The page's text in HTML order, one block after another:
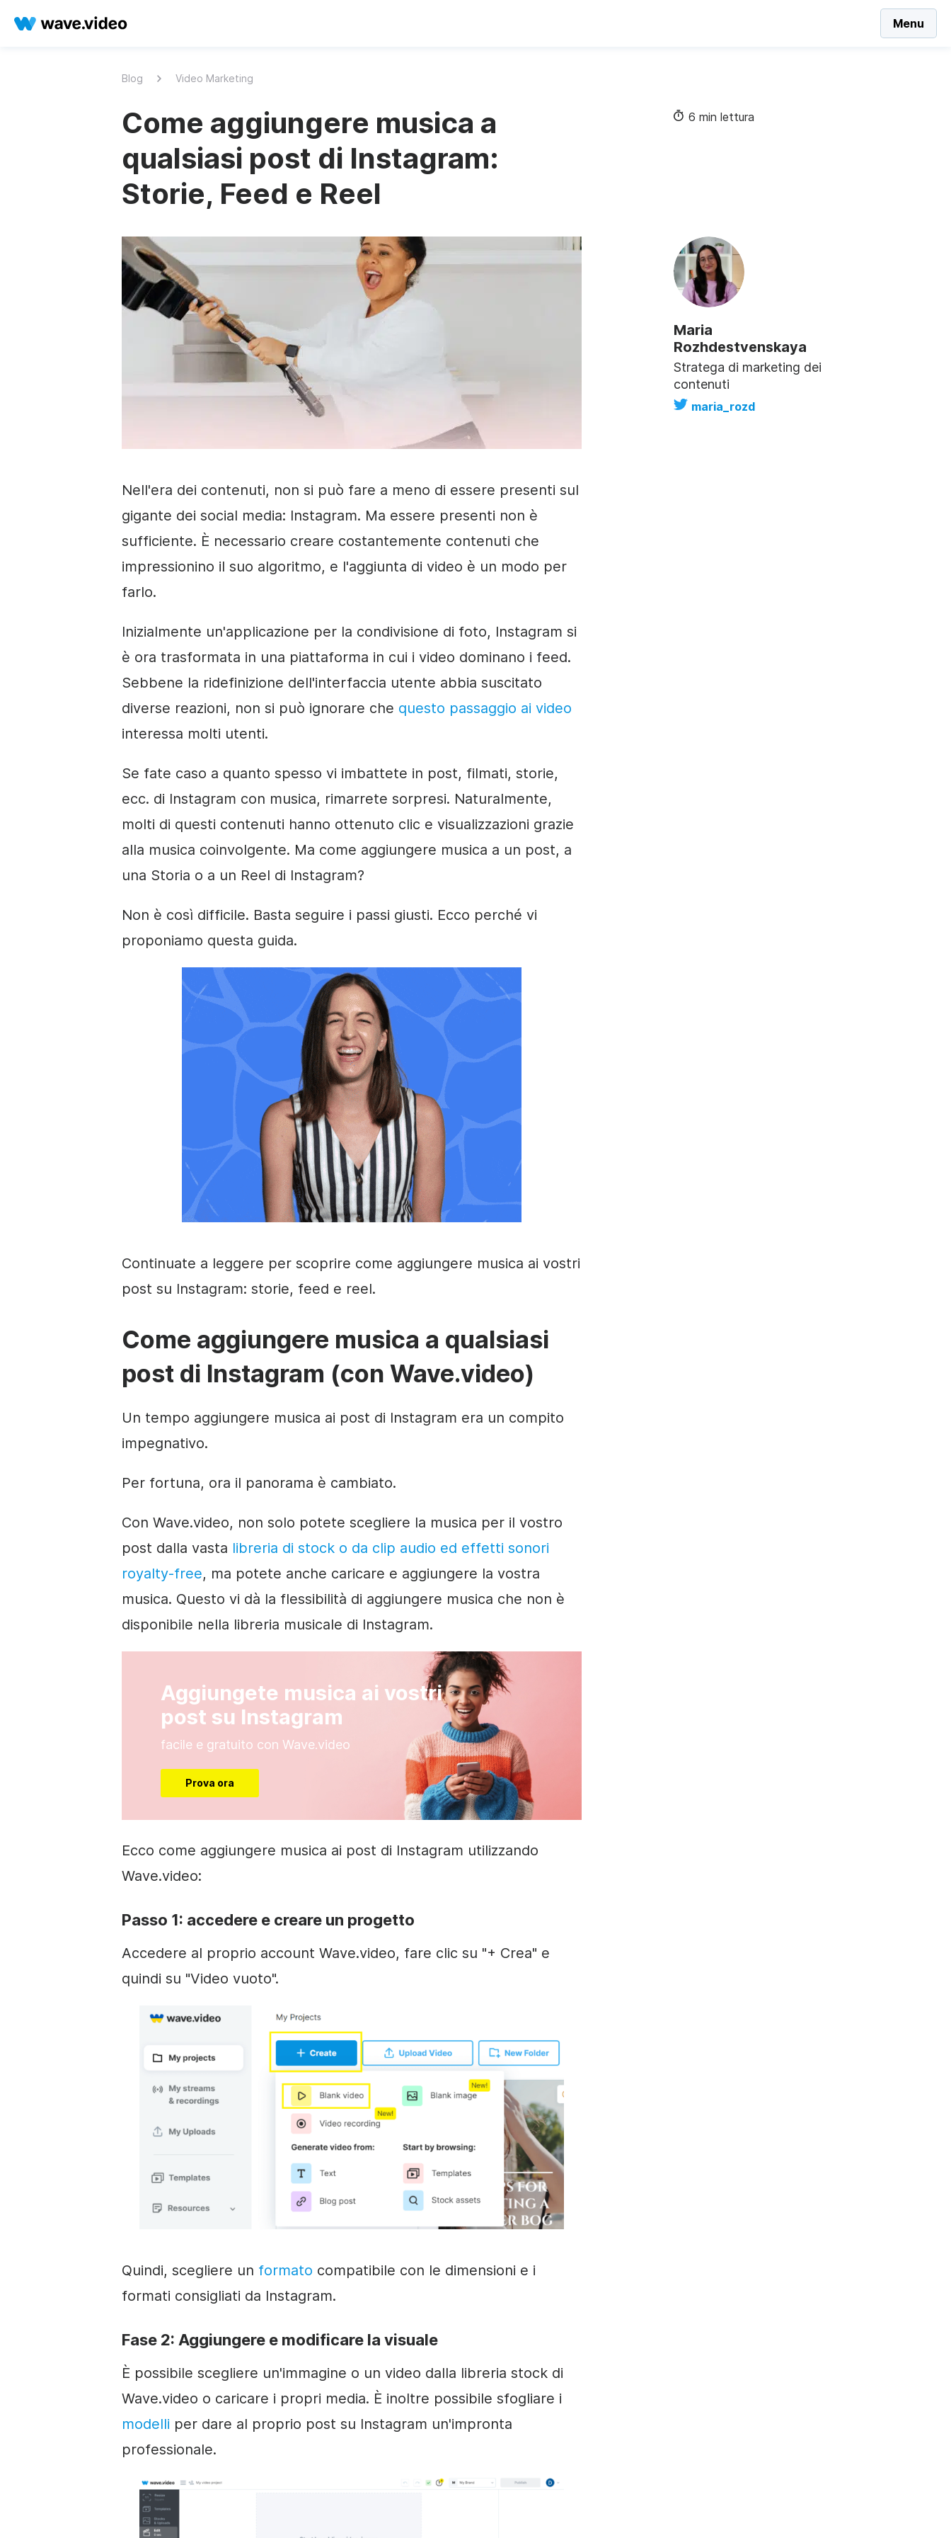
Menu
Blog Video Marketing
Come aggiungere musica a
qualsiasi post di Instagram:
Storie, Feed e Reel
6 min lettura
Maria
Rozhdestvenskaya
Stratega di marketing dei
contenuti
maria_rozd
Nell'era dei contenuti, non si può fare a meno di essere presenti sul
gigante dei social media: Instagram. Ma essere presenti non è
sufficiente. È necessario creare costantemente contenuti che
impressionino il suo algoritmo, e l'aggiunta di video è un modo per
farlo.
Inizialmente un'applicazione per la condivisione di foto, Instagram si
è ora trasformata in una piattaforma in cui i video dominano i feed.
Sebbene la ridefinizione dell'interfaccia utente abbia suscitato
diverse reazioni, non si può ignorare che questo passaggio ai video
interessa molti utenti.
Se fate caso a quanto spesso vi imbattete in post, filmati, storie,
ecc. di Instagram con musica, rimarrete sorpresi. Naturalmente,
molti di questi contenuti hanno ottenuto clic e visualizzazioni grazie
alla musica coinvolgente. Ma come aggiungere musica a un post, a
una Storia o a un Reel di Instagram?
Non è così difficile. Basta seguire i passi giusti. Ecco perché vi
proponiamo questa guida.
Continuate a leggere per scoprire come aggiungere musica ai vostri
post su Instagram: storie, feed e reel.
Come aggiungere musica a qualsiasi
post di Instagram (con Wave.video)
Un tempo aggiungere musica ai post di Instagram era un compito
impegnativo.
Per fortuna, ora il panorama è cambiato.
Con Wave.video, non solo potete scegliere la musica per il vostro
post dalla vasta libreria di stock o da clip audio ed effetti sonori
royalty-free, ma potete anche caricare e aggiungere la vostra
musica. Questo vi dà la flessibilità di aggiungere musica che non è
disponibile nella libreria musicale di Instagram.
Aggiungete musica ai vostri
post su Instagram
facile e gratuito con Wave.video
Prova ora
Ecco come aggiungere musica ai post di Instagram utilizzando
Wave.video:
Passo 1: accedere e creare un progetto
Accedere al proprio account Wave.video, fare clic su "+ Crea" e
quindi su "Video vuoto".
Quindi, scegliere un formato compatibile con le dimensioni e i
formati consigliati da Instagram.
Fase 2: Aggiungere e modificare la visuale
È possibile scegliere un'immagine o un video dalla libreria stock di
Wave.video o caricare i propri media. È inoltre possibile sfogliare i
modelli per dare al proprio post su Instagram un'impronta
professionale.